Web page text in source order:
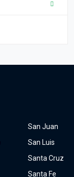
San Juan
San Luis
Santa Cruz
Santa Fe